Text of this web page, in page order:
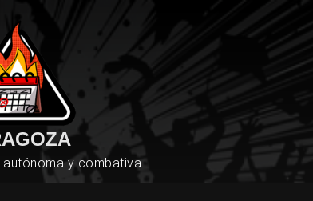
y combativa